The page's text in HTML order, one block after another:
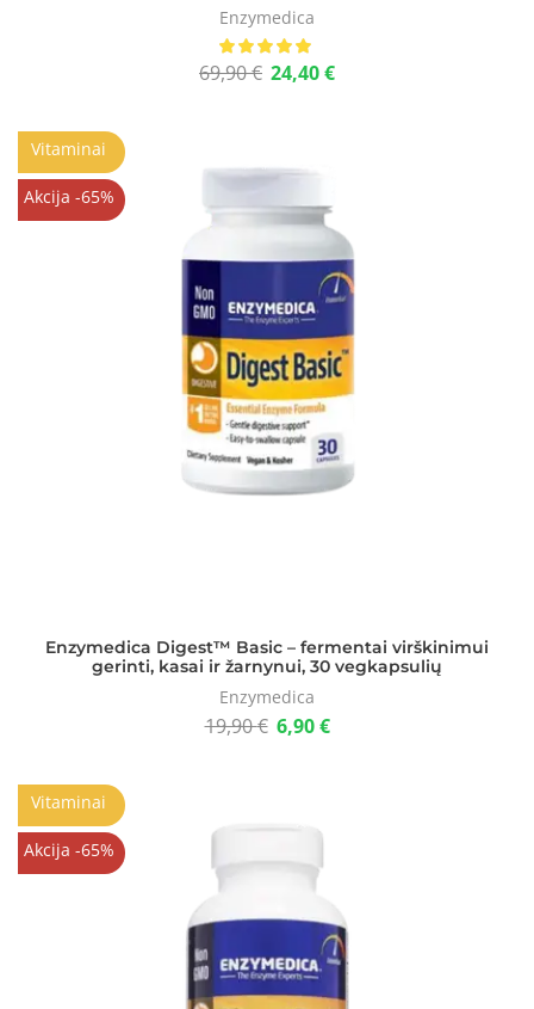
Enzymedica
69,90€ 24,40€
Vitaminai
Akcija -65%
Enzymedica Digest™ Basic – fermentai virškinimui
gerinti, kasai ir žarnynui, 30 vegkapsulių
Enzymedica
19,90€ 6,90€
Vitaminai
Akcija -65%